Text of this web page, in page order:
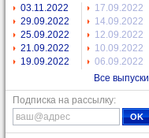
03.11.2022
29.09.2022
25.09.2022
21.09.2022
19.09.2022
17.09.2022
14.09.2022
12.09.2022
10.09.2022
06.09.2022
Все выпуски
Подписка на рассылку: